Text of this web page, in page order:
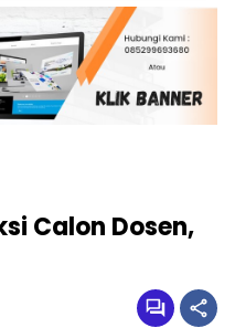
Calon Dosen,